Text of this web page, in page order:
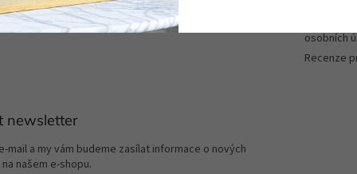
osobních
Recenze
newsletter
mail a my vám budeme zasílat informace o nových
našem e-shopu.